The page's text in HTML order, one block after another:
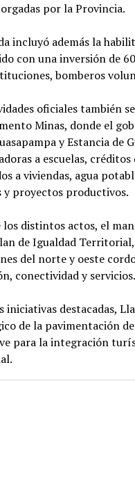
por la Provincia.
incluyó además la
con una inversión de
bomberos
oficiales también
Minas, donde el
y Estancia de
a escuelas,
a viviendas, agua
y proyectos productivos.
distintos actos, el
de Igualdad
del norte y oeste
conectividad y servicios.
iniciativas destacadas,
de la pavimentación
para la integración